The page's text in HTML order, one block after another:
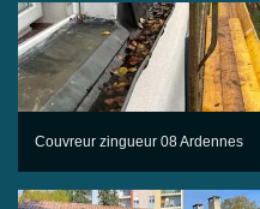
Couvreur zingueur 08 Ardennes